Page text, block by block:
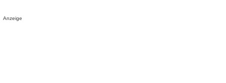
Anzeige